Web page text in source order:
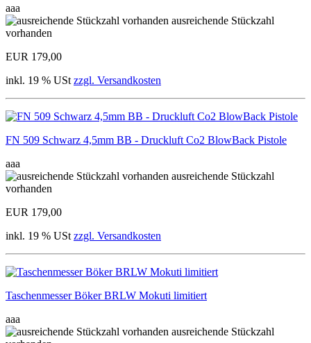
aaa
ausreichende Stückzahl
vorhanden
EUR 179,00
inkl. 19 % USt zzgl. Versandkosten
FN 509 Schwarz 4,5mm BB - Druckluft Co2 BlowBack Pistole
aaa
ausreichende Stückzahl
vorhanden
EUR 179,00
inkl. 19 % USt zzgl. Versandkosten
Taschenmesser Böker BRLW Mokuti limitiert
aaa
ausreichende Stückzahl